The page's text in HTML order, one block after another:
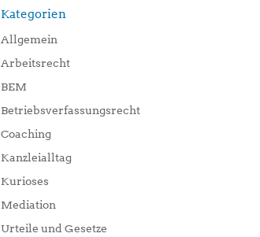
Kategorien
Allgemein
Arbeitsrecht
BEM
Betriebsverfassungsrecht
Coaching
Kanzleialltag
Kurioses
Mediation
Urteile und Gesetze